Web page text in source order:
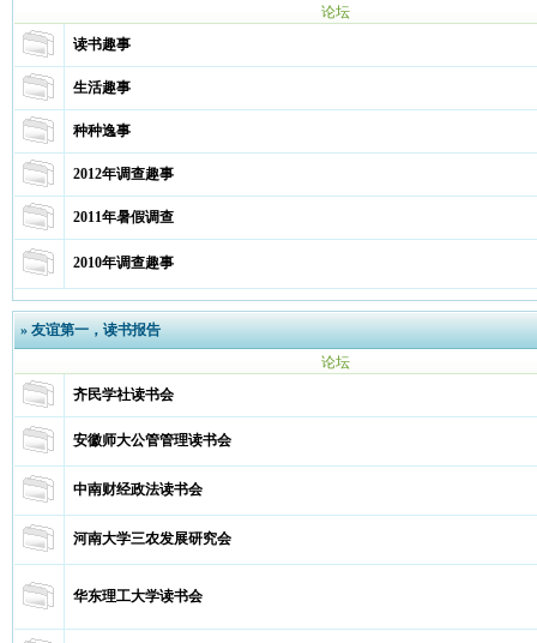
论坛
读书趣事
生活趣事
种种逸事
2012年调查趣事
2011年暑假调查
2010年调查趣事
»友谊第一，读书报告
论坛
齐民学社读书会
安徽师大公管管理读书会
中南财经政法读书会
河南大学三农发展研究会
华东理工大学读书会